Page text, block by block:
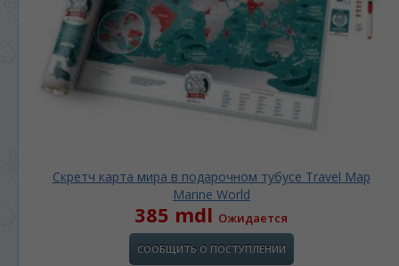
Скретч карта мира в подарочном тубусе Travel Map
Marine World
385 mdl Ожидается
СООБЩИТЬ О ПОСТУПЛЕНИИ